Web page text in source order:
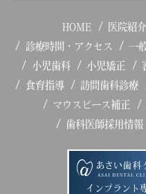
HOME 医院紹介
診療時間・アクセス
一
小児歯科
小児矯正
食育指導
訪問歯科診療
マウスピース補正
歯科医師採用情報
インプラント